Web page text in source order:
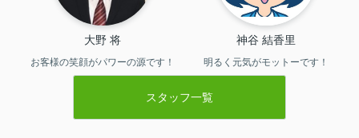
大野 将
お客様の笑顔がパワーの源です！
神谷 結香里
明るく元気がモットーです！
スタッフ一覧